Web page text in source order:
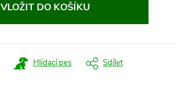
VLOŽIT DO KOŠÍKU
Hlídací pes Sdílet